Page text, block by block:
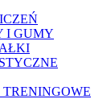
I GUMY